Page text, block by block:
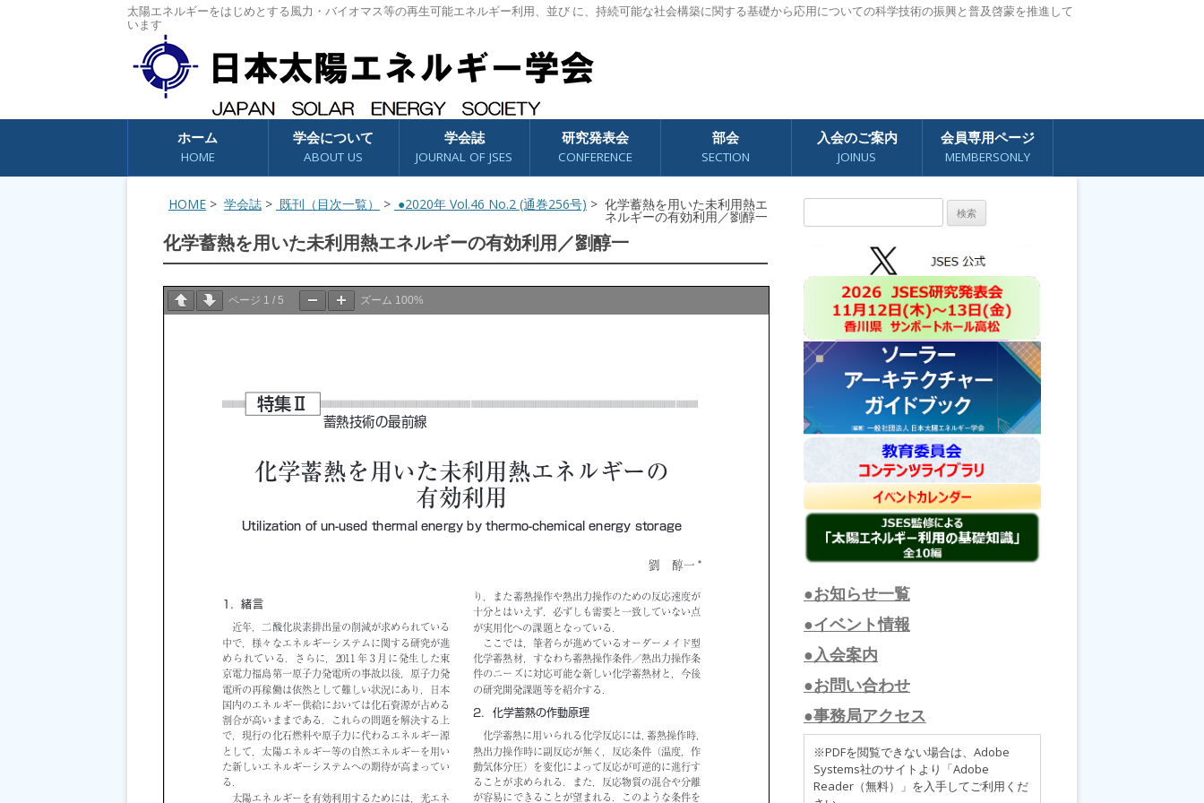
太陽エネルギーをはじめとする風力・バイオマス等の再生可能エネルギー利用、並び に、持続可能な社会構築に関する基礎から応用についての科学技術の振興と普及啓蒙を推進して
います
コンテンツへスキップ
ホーム
HOME
学会について
ABOUT US
学会誌
JOURNAL OF JSES
研究発表会
CONFERENCE
部会
SECTION
入会のご案内
JOINUS
会員専用ページ
MEMBERSONLY
HOME > 学会誌 > 既刊（目次一覧） > ●2020年 Vol.46 No.2 (通巻256号) > 化学蓄熱を用いた未利用熱エ
ネルギーの有効利用／劉醇一
化学蓄熱を用いた未利用熱エネルギーの有効利用／劉醇一
ページ 1 / 5 ズーム 100%
索:
●お知らせ一覧
●イベント情報
●入会案内
●お問い合わせ
●事務局アクセス
※PDFを閲覧できない場合は、Adobe
Systems社のサイトより「Adobe
Reader（無料）」を入手してご利用くだ